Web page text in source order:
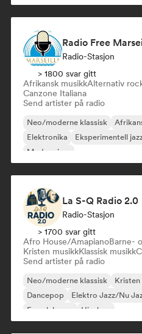
Radio Free
Radio-Stasjon
> 1800 svar gitt
Afrikansk musikkAlternativ
Canzone Italiana
Send artister på radio
Neo/moderne klassisk
Elektronika
Eksperimentell
Modern jazz
La S-Q Radio 2.0
Radio-Stasjon
> 1700 svar gitt
Afro House/AmapianoBarne-
Kristen musikkKlassisk musikk
Send artister på radio
Neo/moderne klassisk Kristen
Dancepop
Elektro Jazz/Nu
Fransk house
Hip-hop